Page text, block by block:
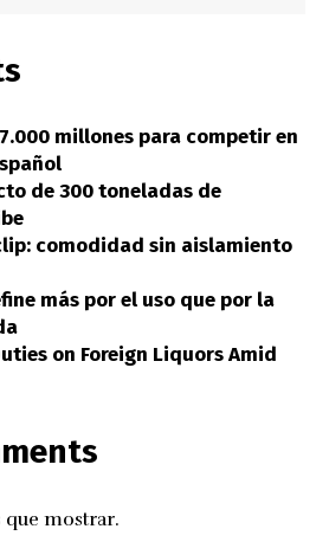
millones para competir en
de 300 toneladas de
comodidad sin aislamiento
más por el uso que por la
on Foreign Liquors Amid
mostrar.